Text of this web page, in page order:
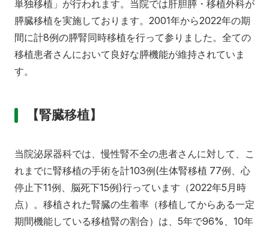
単独移植」が行われます。当院では肝胆膵・移植外科が
膵臓移植を実施しております。2001年から2022年の期
間に計8例の膵腎同時移植を行って参りました。全ての
移植患者さんにおいて良好な膵機能が維持されていま
す。
【腎臓移植】
当院泌尿器科では、慢性腎不全の患者さんに対して、こ
れまでに腎移植の手術を計103例(生体腎移植 77例、心
停止下11例、脳死下15例)行っています（2022年5月時
点）。移植された腎臓の生着率（移植してからある一定
期間機能している移植腎の割合）は、5年で96%、10年